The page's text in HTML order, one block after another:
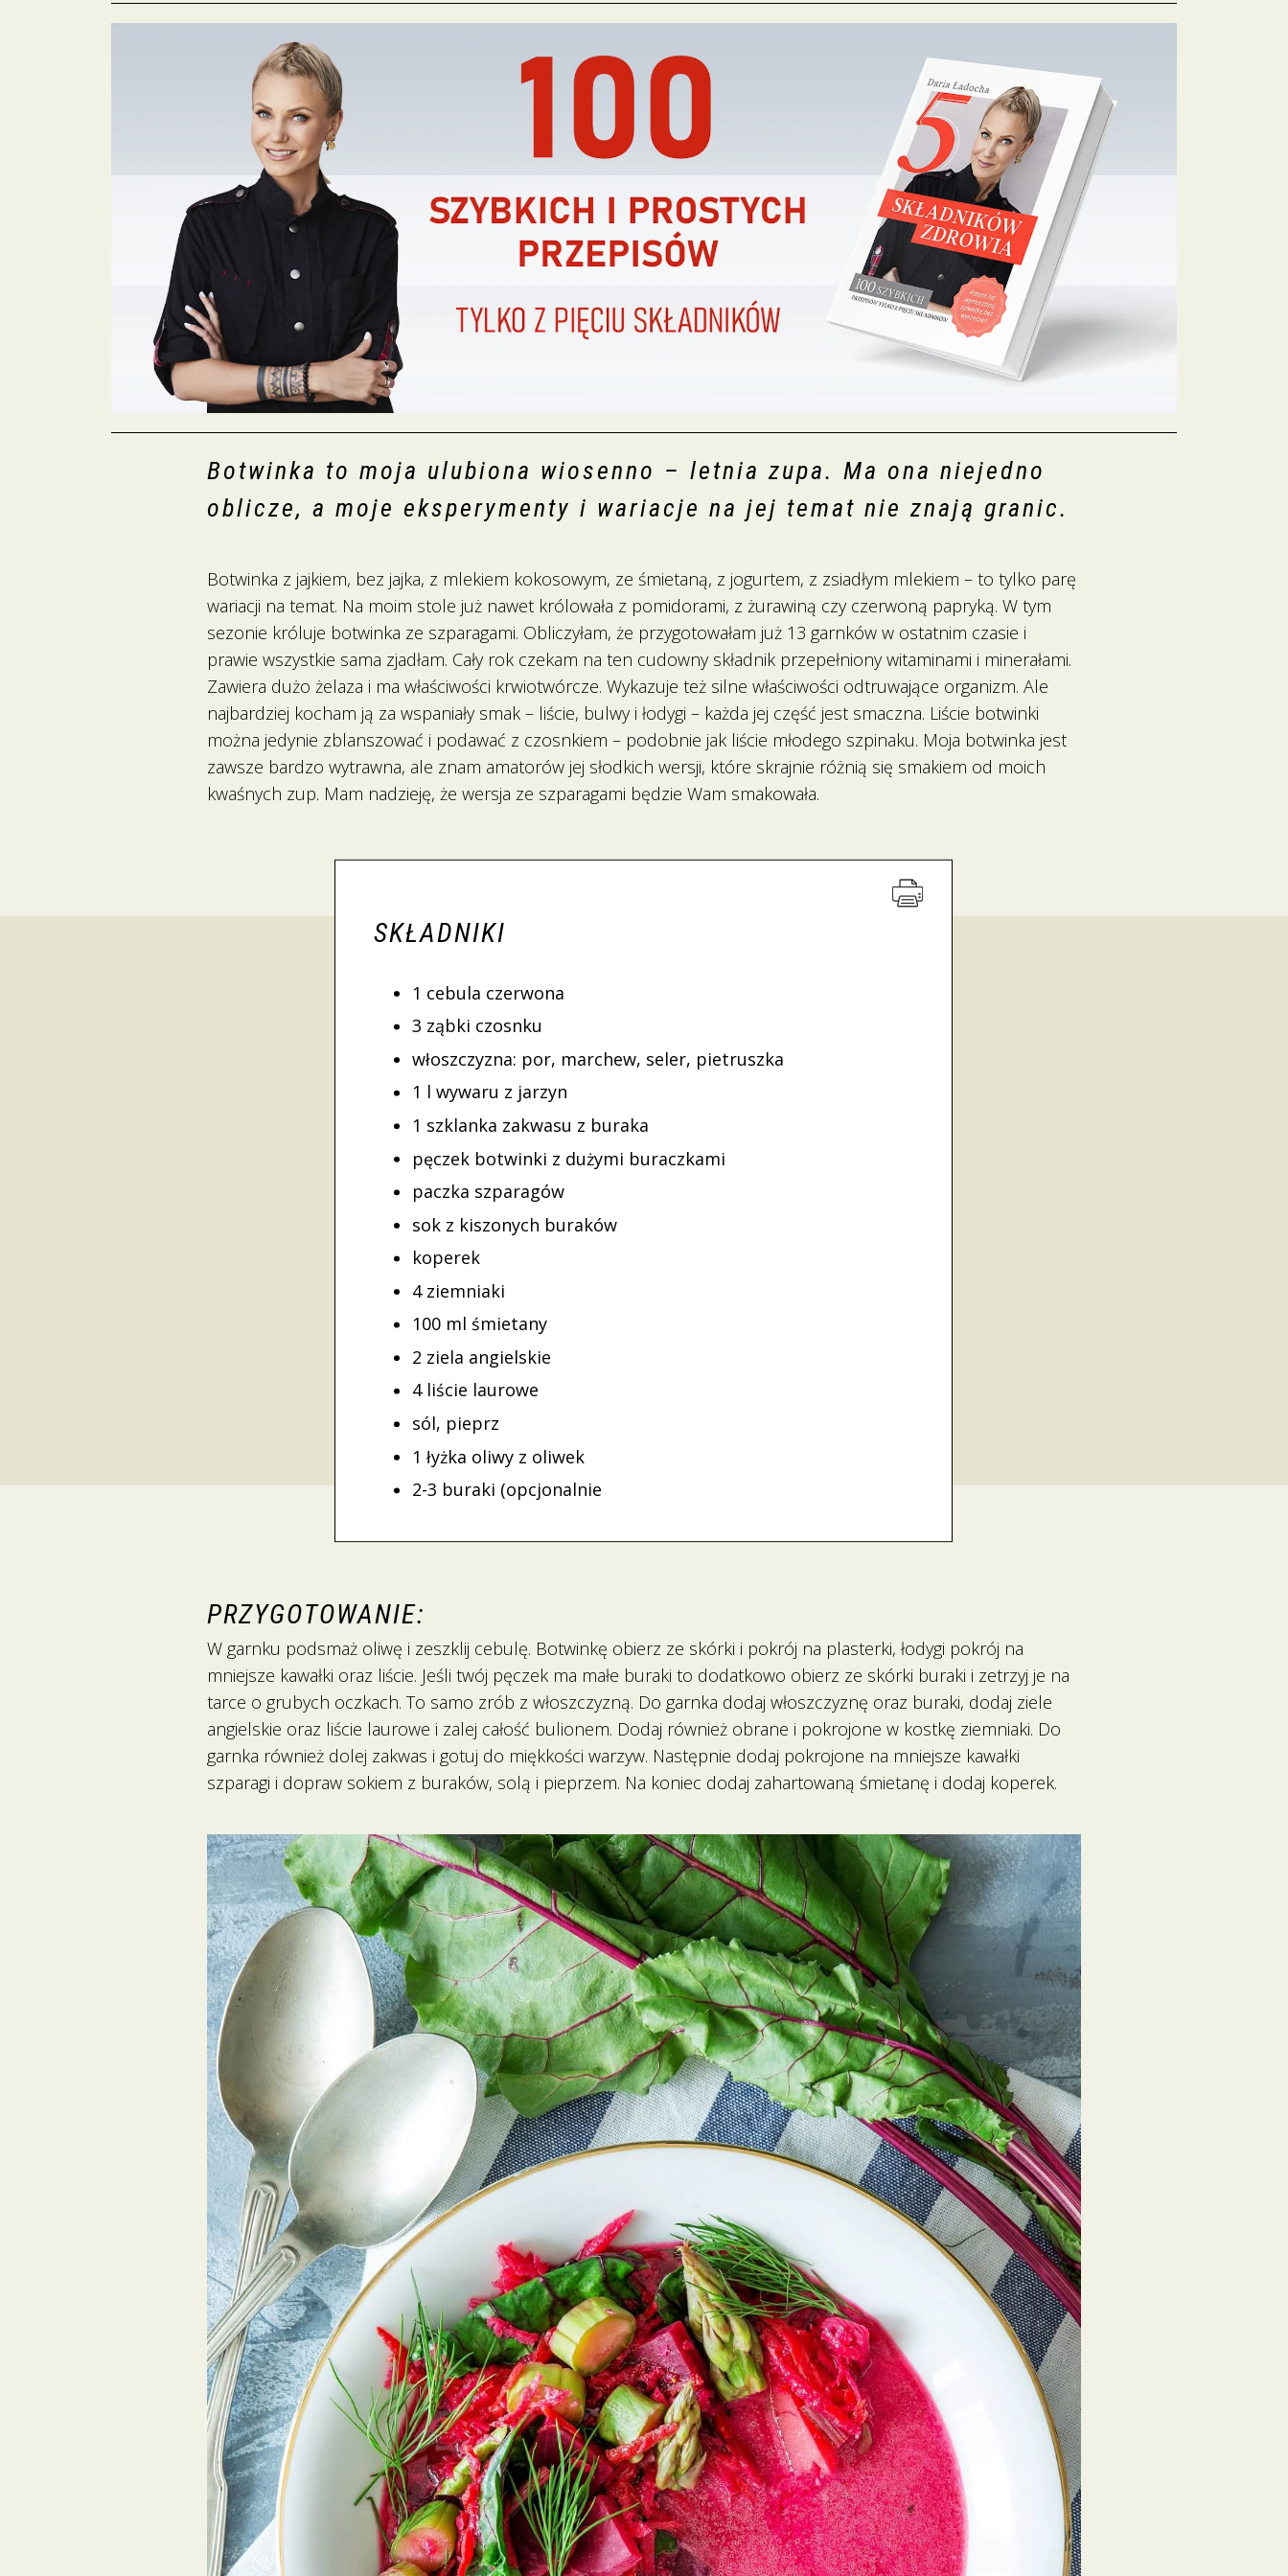
Botwinka to moja ulubiona wiosenno – letnia zupa. Ma ona niejedno
oblicze, a moje eksperymenty i wariacje na jej temat nie znają granic.
Botwinka z jajkiem, bez jajka, z mlekiem kokosowym, ze śmietaną, z jogurtem, z zsiadłym mlekiem – to tylko parę
wariacji na temat. Na moim stole już nawet królowała z pomidorami, z żurawiną czy czerwoną papryką. W tym
sezonie króluje botwinka ze szparagami. Obliczyłam, że przygotowałam już 13 garnków w ostatnim czasie i
prawie wszystkie sama zjadłam. Cały rok czekam na ten cudowny składnik przepełniony witaminami i minerałami.
Zawiera dużo żelaza i ma właściwości krwiotwórcze. Wykazuje też silne właściwości odtruwające organizm. Ale
najbardziej kocham ją za wspaniały smak – liście, bulwy i łodygi – każda jej część jest smaczna. Liście botwinki
można jedynie zblanszować i podawać z czosnkiem – podobnie jak liście młodego szpinaku. Moja botwinka jest
zawsze bardzo wytrawna, ale znam amatorów jej słodkich wersji, które skrajnie różnią się smakiem od moich
kwaśnych zup. Mam nadzieję, że wersja ze szparagami będzie Wam smakowała.
SKŁADNIKI
1 cebula czerwona
3 ząbki czosnku
włoszczyzna: por, marchew, seler, pietruszka
1 l wywaru z jarzyn
1 szklanka zakwasu z buraka
pęczek botwinki z dużymi buraczkami
paczka szparagów
sok z kiszonych buraków
koperek
4 ziemniaki
100 ml śmietany
2 ziela angielskie
4 liście laurowe
sól, pieprz
1 łyżka oliwy z oliwek
2-3 buraki (opcjonalnie
PRZYGOTOWANIE:
W garnku podsmaż oliwę i zeszklij cebulę. Botwinkę obierz ze skórki i pokrój na plasterki, łodygi pokrój na
mniejsze kawałki oraz liście. Jeśli twój pęczek ma małe buraki to dodatkowo obierz ze skórki buraki i zetrzyj je na
tarce o grubych oczkach. To samo zrób z włoszczyzną. Do garnka dodaj włoszczyznę oraz buraki, dodaj ziele
angielskie oraz liście laurowe i zalej całość bulionem. Dodaj również obrane i pokrojone w kostkę ziemniaki. Do
garnka również dolej zakwas i gotuj do miękkości warzyw. Następnie dodaj pokrojone na mniejsze kawałki
szparagi i dopraw sokiem z buraków, solą i pieprzem. Na koniec dodaj zahartowaną śmietanę i dodaj koperek.